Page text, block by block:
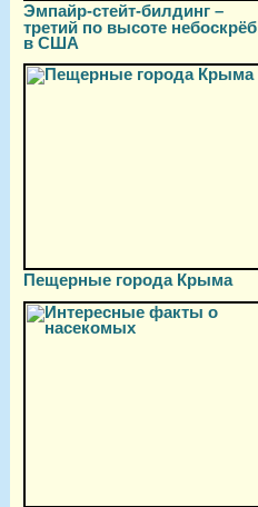
Эмпайр-стейт-билдинг –
третий по высоте небоскрёб
в США
Пещерные города Крыма